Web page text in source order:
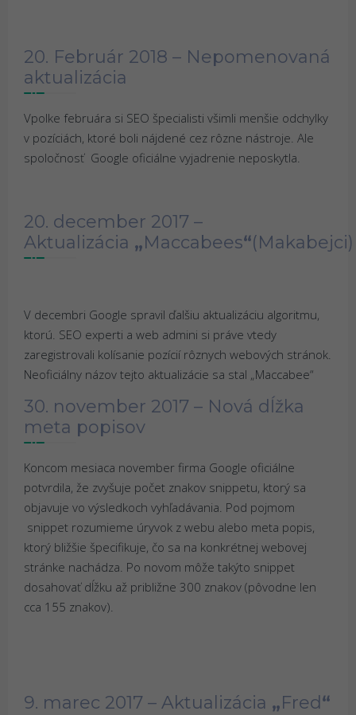
20. Február 2018 – Nepomenovaná
aktualizácia
Vpolke februára si SEO špecialisti všimli menšie odchylky
v pozíciách, ktoré boli nájdené cez rôzne nástroje. Ale
spoločnosť Google oficiálne vyjadrenie neposkytla.
20. december 2017 –
Aktualizácia „Maccabees“(Makabejci)
V decembri Google spravil ďalšiu aktualizáciu algoritmu,
ktorú. SEO experti a web admini si práve vtedy
zaregistrovali kolísanie pozícií rôznych webových stránok.
Neoficiálny názov tejto aktualizácie sa stal „Maccabee“
30. november 2017 – Nová dĺžka
meta popisov
Koncom mesiaca november firma Google oficiálne
potvrdila, že zvyšuje počet znakov snippetu, ktorý sa
objavuje vo výsledkoch vyhľadávania. Pod pojmom
snippet rozumieme úryvok z webu alebo meta popis,
ktorý bližšie špecifikuje, čo sa na konkrétnej webovej
stránke nachádza. Po novom môže takýto snippet
dosahovať dĺžku až približne 300 znakov (pôvodne len
cca 155 znakov).
9. marec 2017 – Aktualizácia „Fred“